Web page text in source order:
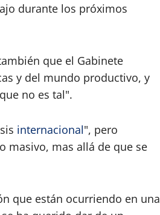
durante los próximos
que el Gabinete
y del mundo productivo, y
no es tal".
internacional", pero
masivo, mas allá de que se
que están ocurriendo en una